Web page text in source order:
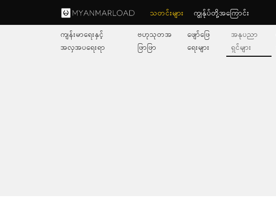
သတင်းများ ကျွနု်ပ်တို့အကြောင်း
ကျန်းမာရေးနှင့်
အလှအပရေးရာ
ဗဟုသုတအ
ဖြာဖြာ
ဖျော်ဖြေ
ရေးများ
အနုပညာ
ရှင်များ